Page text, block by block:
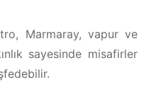
Marmaray, vapur ve
sayesinde misafirler